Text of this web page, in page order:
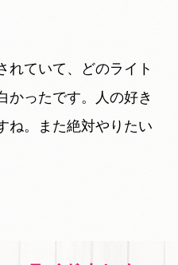
れていて、どのライト
かったです。人の好き
ね。また絶対やりたい